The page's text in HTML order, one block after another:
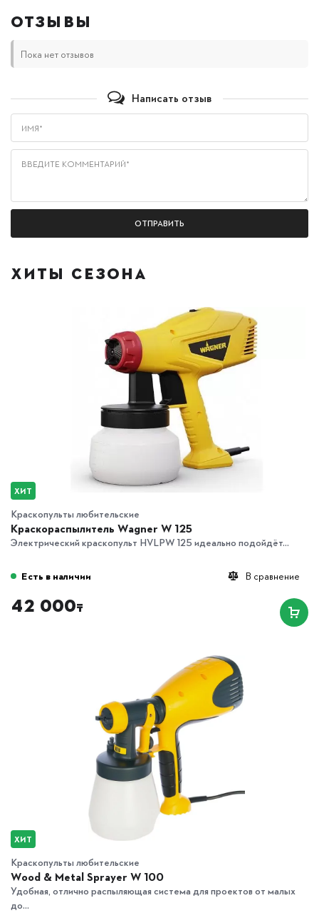
ОТЗЫВЫ
Пока нет отзывов
Написать отзыв
Имя*
Введите комментарий*
ХИТЫ СЕЗОНА
ХИТ
Краскопульты любительские
Краскораспылитель Wagner W 125
Электрический краскопульт HVLPW 125 идеально подойдёт...
В сравнение
Есть в наличии
42 000₸
ХИТ
Краскопульты любительские
Wood & Metal Sprayer W 100
Удобная, отлично распыляющая система для проектов от малых
до...